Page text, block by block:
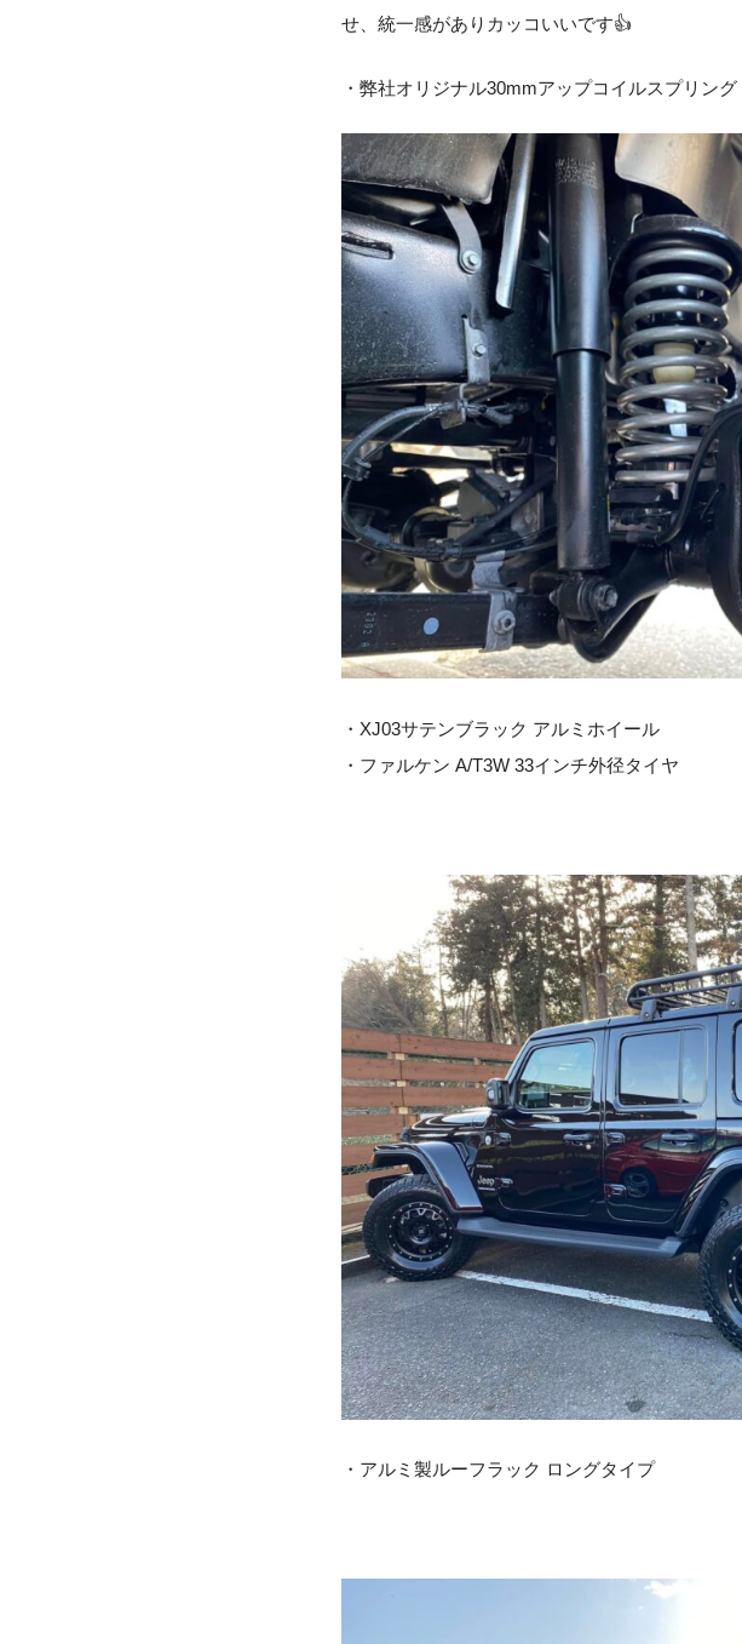
せ、統一感がありカッコいいです👍
・弊社オリジナル30mmアップコイルスプリング
・XJ03サテンブラック アルミホイール
・ファルケン A/T3W 33インチ外径タイヤ
・アルミ製ルーフラック ロングタイプ